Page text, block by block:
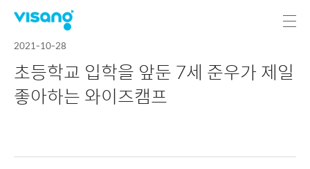
2021-10-28
초등학교 입학을 앞둔 7세 준우가 제일
좋아하는 와이즈캠프